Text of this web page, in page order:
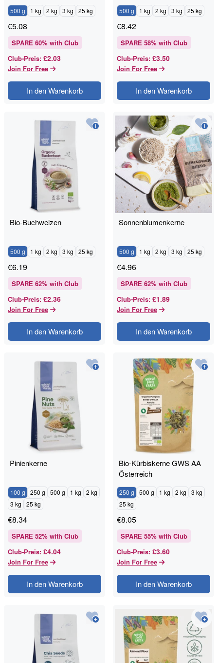
500 g 1 kg 2 kg 3 kg 25 kg
€5.08
SPARE 60% with Club
Club-Preis: £2.03
Join For Free
In den Warenkorb
500 g 1 kg 2 kg 3 kg 25 kg
€8.42
SPARE 58% with Club
Club-Preis: £3.50
Join For Free
In den Warenkorb
Bio-Buchweizen
500 g 1 kg 2 kg 3 kg 25 kg
€6.19
SPARE 62% with Club
Club-Preis: £2.36
Join For Free
In den Warenkorb
Sonnenblumenkerne
500 g 1 kg 2 kg 3 kg 25 kg
€4.96
SPARE 62% with Club
Club-Preis: £1.89
Join For Free
In den Warenkorb
Pinienkerne
100 g 250 g 500 g 1 kg
2 kg
3 kg
25 kg
€8.34
SPARE 52% with Club
Club-Preis: £4.04
Join For Free
In den Warenkorb
Bio-Kürbiskerne GWS AA
Österreich
250 g 500 g 1 kg 2 kg
3 kg
25 kg
€8.05
SPARE 55% with Club
Club-Preis: £3.60
Join For Free
In den Warenkorb